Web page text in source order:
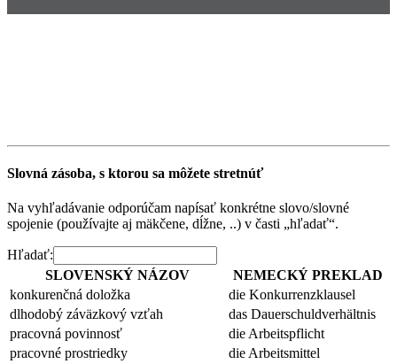
Slovná zásoba, s ktorou sa môžete stretnúť
Na vyhľadávanie odporúčam napísať konkrétne slovo/slovné
spojenie (používajte aj mäkčene, dĺžne, ..) v časti „hľadať“.
Hľadať:
SLOVENSKÝ NÁZOV
NEMECKÝ PREKLAD
konkurenčná doložka
die Konkurrenzklausel
dlhodobý záväzkový vzťah
das Dauerschuldverhältnis
pracovná povinnosť
die Arbeitspflicht
pracovné prostriedky
die Arbeitsmittel